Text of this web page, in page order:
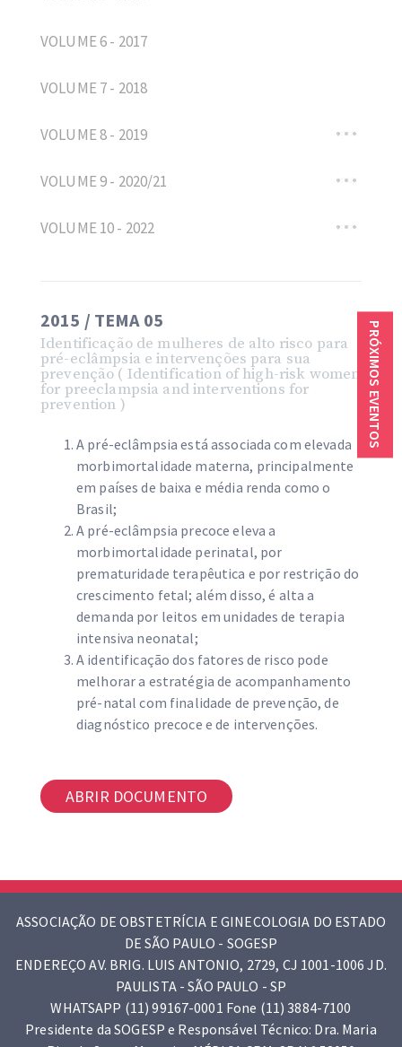
VOLUME 6 - 2017
VOLUME 7 - 2018
VOLUME 8 - 2019
VOLUME 9 - 2020/21
VOLUME 10 - 2022
2015 / TEMA 05
Identificação de mulheres de alto risco para
pré-eclâmpsia e intervenções para sua
prevenção ( Identification of high-risk women
for preeclampsia and interventions for
prevention )
A pré-eclâmpsia está associada com elevada
morbimortalidade materna, principalmente
em países de baixa e média renda como o
Brasil;
A pré-eclâmpsia precoce eleva a
morbimortalidade perinatal, por
prematuridade terapêutica e por restrição do
crescimento fetal; além disso, é alta a
demanda por leitos em unidades de terapia
intensiva neonatal;
A identificação dos fatores de risco pode
melhorar a estratégia de acompanhamento
pré-natal com finalidade de prevenção, de
diagnóstico precoce e de intervenções.
ABRIR DOCUMENTO
ASSOCIAÇÃO DE OBSTETRÍCIA E GINECOLOGIA DO ESTADO
DE SÃO PAULO - SOGESP
ENDEREÇO AV. BRIG. LUIS ANTONIO, 2729, CJ 1001-1006 JD.
PAULISTA - SÃO PAULO - SP
WHATSAPP (11) 99167-0001 Fone (11) 3884-7100
Presidente da SOGESP e Responsável Técnico: Dra. Maria
PRÓXIMOS EVENTOS